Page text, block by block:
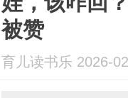
被赞
育儿读书乐 2026-